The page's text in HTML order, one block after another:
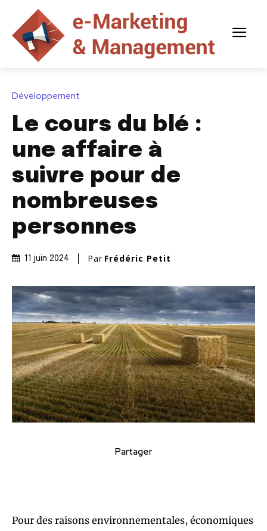
Développement
Le cours du blé :
une affaire à
suivre pour de
nombreuses
personnes
11 juin 2024 Par Frédéric Petit
Partager
Pour des raisons environnementales, économiques